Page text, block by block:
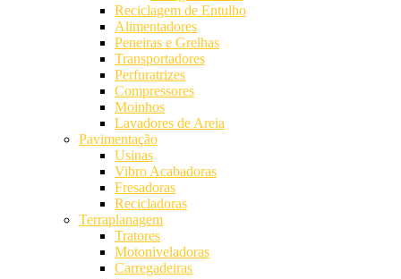
Reciclagem de Entulho
Alimentadores
Peneiras e Grelhas
Transportadores
Perfuratrizes
Compressores
Moinhos
Lavadores de Areia
Pavimentação
Usinas
Vibro Acabadoras
Fresadoras
Recicladoras
Terraplanagem
Tratores
Motoniveladoras
Carregadeiras